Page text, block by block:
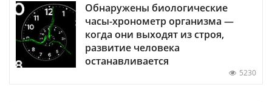
Обнаружены биологические
часы-хронометр организма —
когда они выходят из строя,
развитие человека
останавливается
5230